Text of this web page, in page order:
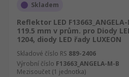
Skladem
Reflektor LED
119.5 mm v prům. pro Diody
1204, diody LED řady LUXEON
Skladové číslo RS 889-2406
Výrobní číslo F13663_ANGELA-M-B
Mezisoučet (1 jednotka)